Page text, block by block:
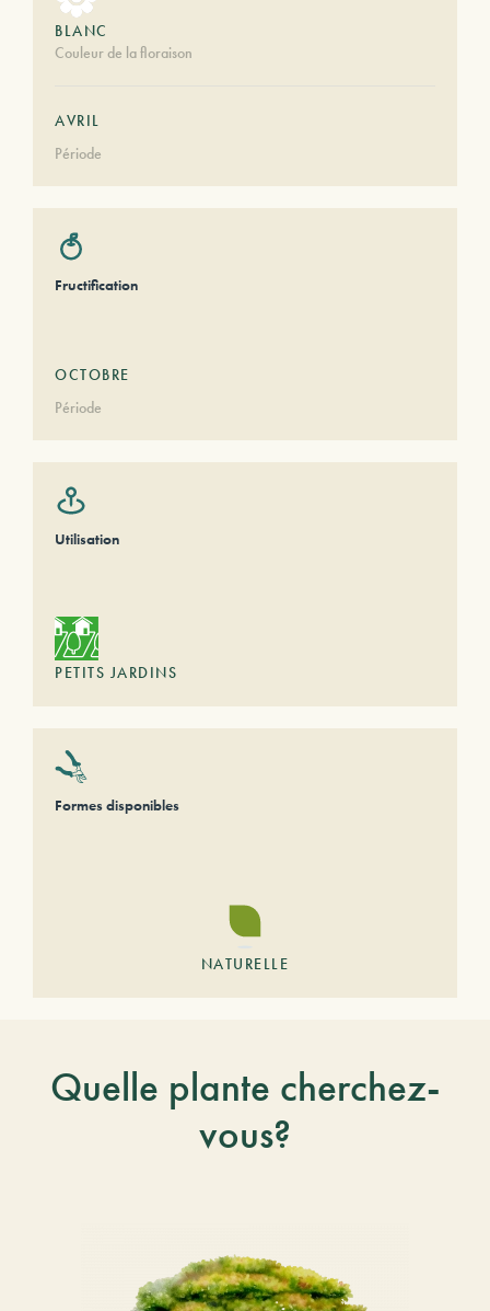
BLANC
Couleur de la floraison
AVRIL
Période
Fructification
OCTOBRE
Période
Utilisation
PETITS JARDINS
Formes disponibles
NATURELLE
Quelle plante cherchez-
vous?